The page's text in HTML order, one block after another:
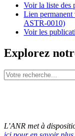
Voir la liste des
Lien
ASTR-0010)
Voir les
Explorez
L’ANR met à